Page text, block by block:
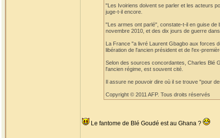
"Les Ivoiriens doivent se parler et les acteurs
juge-t-il encore.
"Les armes ont parlé", constate-t-il en guise
novembre 2010, et des dix jours de guerre
La France "a livré Laurent Gbagbo aux forces
libération de l'ancien président et de l'ex-
Selon des sources concordantes, Charles Blé
l'ancien régime, est souvent cité.
Il assure ne pouvoir dire où il se trouve "pour
Copyright © 2011 AFP. Tous droits réservés
Le fantome de Blé Goudé est au Ghana ?